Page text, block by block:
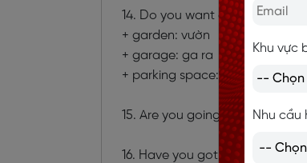
14. Do you want a …?: anh/chị
+ garden: vườn
+ garage: ga ra
+ parking space: khu đỗ xe
15. Are you going to need a
16. Have you got a property to
Khu vực
Nhu cầu